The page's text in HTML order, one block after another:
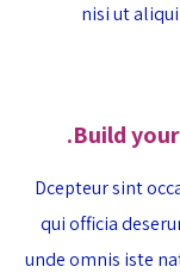
nisi ut
Build
Dcepteur sint
qui officia
unde omnis iste